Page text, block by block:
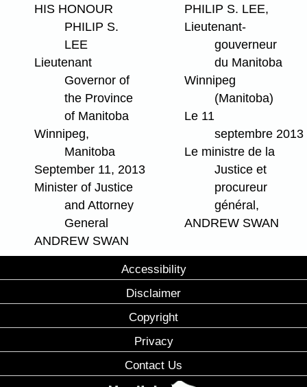
HIS HONOUR
PHILIP S.
LEE
Lieutenant
Governor of
the Province
of Manitoba
Winnipeg,
Manitoba
September 11, 2013
Minister of Justice
and Attorney
General
ANDREW SWAN
PHILIP S. LEE,
Lieutenant-
gouverneur
du Manitoba
Winnipeg
(Manitoba)
Le 11
septembre 2013
Le ministre de la
Justice et
procureur
général,
ANDREW SWAN
Accessibility
Disclaimer
Copyright
Privacy
Contact Us